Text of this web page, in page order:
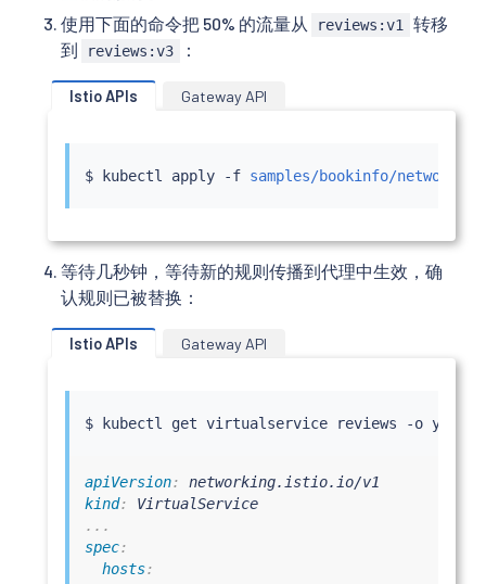
使用下面的命令把 50% 的流量从
reviews:v1
转移
到
reviews:v3 ：
Istio APIs Gateway API
$ kubectl apply -f samples/bookinfo/
等待几秒钟，等待新的规则传播到代理中生效，确
认规则已被替换：
Istio APIs Gateway API
$ kubectl
apiVersion:
kind:
VirtualService
...
spec:
hosts: